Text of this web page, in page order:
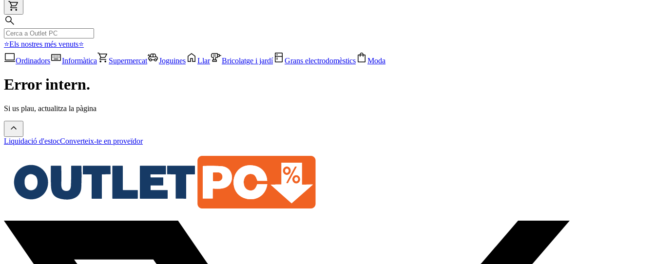
⭐Els nostres més venuts⭐
Ordinadors
Informàtica Supermercat Joguines Llar Bricolatge i jardí Grans electrodomèstics Moda
Error intern.
Si us plau, actualitza la pàgina
Liquidació d'estocConverteix-te en proveïdor